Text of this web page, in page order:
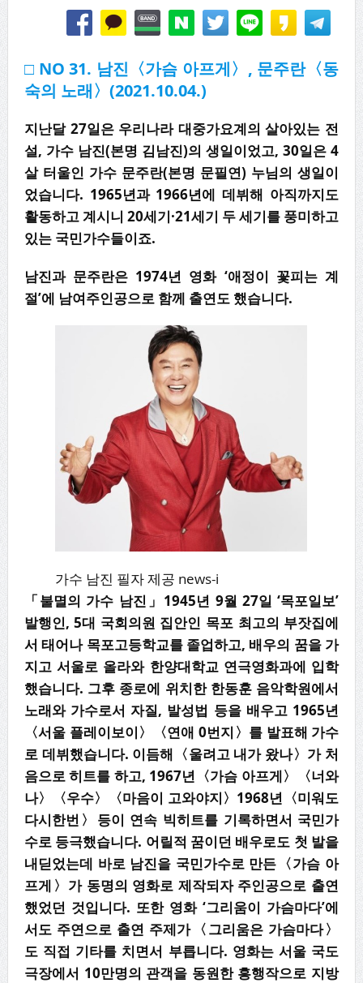
□ NO 31. 남진〈가슴 아프게〉, 문주란〈동
숙의 노래〉(2021.10.04.)
지난달 27일은 우리나라 대중가요계의 살아있는 전
설, 가수 남진(본명 김남진)의 생일이었고, 30일은 4
살 터울인 가수 문주란(본명 문필연) 누님의 생일이
었습니다. 1965년과 1966년에 데뷔해 아직까지도
활동하고 계시니 20세기·21세기 두 세기를 풍미하고
있는 국민가수들이죠.
남진과 문주란은 1974년 영화 ‘애정이 꽃피는 계
절’에 남여주인공으로 함께 출연도 했습니다.
가수 남진 필자 제공 news-i
「불멸의 가수 남진」1945년 9월 27일 ‘목포일보’
발행인, 5대 국회의원 집안인 목포 최고의 부잣집에
서 태어나 목포고등학교를 졸업하고, 배우의 꿈을 가
지고 서울로 올라와 한양대학교 연극영화과에 입학
했습니다. 그후 종로에 위치한 한동훈 음악학원에서
노래와 가수로서 자질, 발성법 등을 배우고 1965년
〈서울 플레이보이〉〈연애 0번지〉를 발표해 가수
로 데뷔했습니다. 이듬해〈울려고 내가 왔나〉가 처
음으로 히트를 하고, 1967년〈가슴 아프게〉〈너와
나〉〈우수〉〈마음이 고와야지〉1968년〈미워도
다시한번〉등이 연속 빅히트를 기록하면서 국민가
수로 등극했습니다. 어릴적 꿈이던 배우로도 첫 발을
내딛었는데 바로 남진을 국민가수로 만든〈가슴 아
프게〉가 동명의 영화로 제작되자 주인공으로 출연
했었던 것입니다. 또한 영화 ‘그리움이 가슴마다’에
서도 주연으로 출연 주제가〈그리움은 가슴마다〉
도 직접 기타를 치면서 부릅니다. 영화는 서울 국도
극장에서 10만명의 관객을 동원한 흥행작으로 지방